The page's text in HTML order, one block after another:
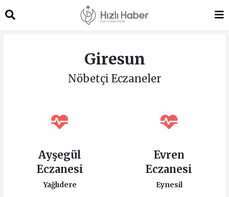
Giresun
Nöbetçi Eczaneler
Ayşegül
Eczanesi
Yağlıdere
Evren
Eczanesi
Eynesil